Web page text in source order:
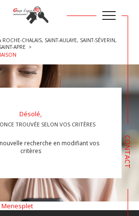
CONTACT
CHALAIS, SAINT-AULAYE, SAINT-SÉVERIN,
APRE
Désolé,
TROUVÉE SELON VOS CRITÈRES
recherche en modifiant vos
critères
Menesplet